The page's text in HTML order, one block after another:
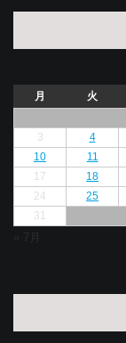
月
火
3
4
10
11
17
18
24
25
31
« 7月